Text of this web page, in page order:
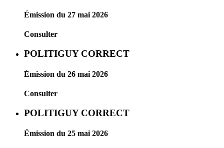
Émission du 27 mai 2026
Consulter
POLITIGUY CORRECT
Émission du 26 mai 2026
Consulter
POLITIGUY CORRECT
Émission du 25 mai 2026